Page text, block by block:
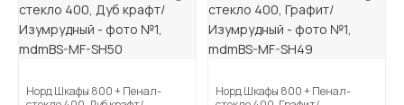
Норд Шкафы 800 + Пенал-
Норд Шкафы 800 + Пенал-